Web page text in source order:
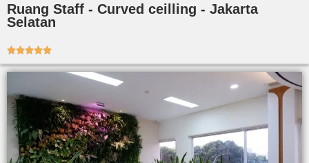
Ruang Staff - Curved ceilling - Jakarta
Selatan
